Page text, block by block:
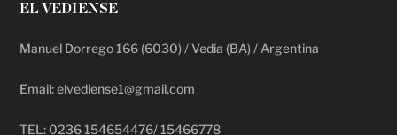
EL VEDIENSE
Manuel Dorrego 166 (6030) / Vedia (BA) / Argentina
Email: elvediense1@gmail.com
TEL: 0236 154654476/ 15466778